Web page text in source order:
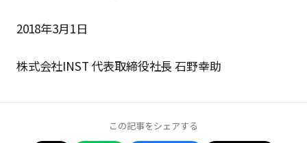
2018年3月1日
株式会社INST 代表取締役社長 石野幸助
この記事をシェアする